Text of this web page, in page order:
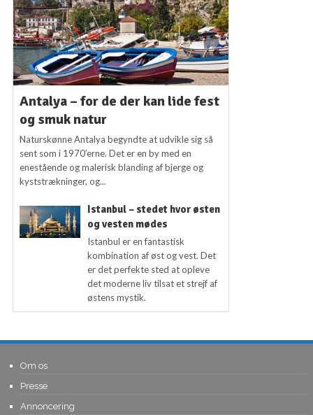
Antalya – for de der kan lide fest
og smuk natur
Naturskønne Antalya begyndte at udvikle sig så
sent som i 1970’erne. Det er en by med en
enestående og malerisk blanding af bjerge og
kyststrækninger, og...
Istanbul – stedet hvor østen
og vesten mødes
Istanbul er en fantastisk
kombination af øst og vest. Det
er det perfekte sted at opleve
det moderne liv tilsat et strejf af
østens mystik.
Om os
Presse
Annoncering